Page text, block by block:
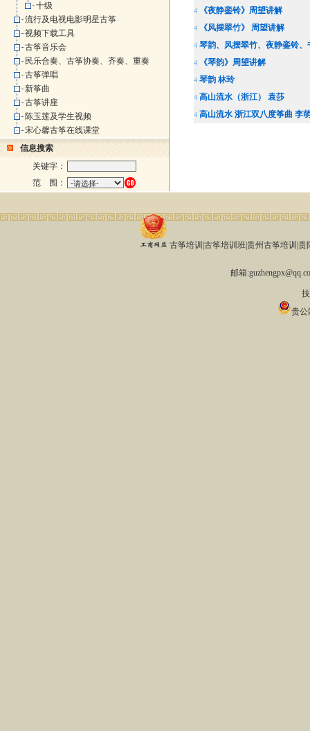
十级
流行及电视电影明星古筝
视频下载工具
古筝音乐会
民乐合奏、古筝协奏、齐奏、重奏
古筝弹唱
新筝曲
古筝讲座
陈玉莲及学生视频
宋心馨古筝在线课堂
信息搜索
关键字：
范 围：
4 《夜静銮铃》周望讲解
4 《风摆翠竹》 周望讲解
4 琴韵、风摆翠竹、夜静銮铃
4 《琴韵》周望讲解
4 琴韵 林玲
4 高山流水（浙江） 袁莎
4 高山流水 浙江双八度筝曲 李
古筝培训|古筝培训班|贵州古筝培训|
邮箱
贵公